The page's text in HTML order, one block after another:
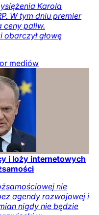
Karola
W tym dniu premier
ceny paliw.
głowę
mediów
i loży internetowych
nie
agendy rozwojowej i
nigdy nie będzie